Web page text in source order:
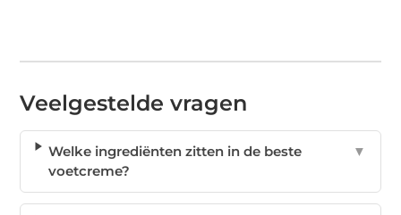
Veelgestelde vragen
Welke ingrediënten zitten in de beste
voetcreme?
▼